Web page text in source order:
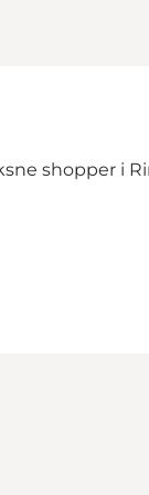
shopper i